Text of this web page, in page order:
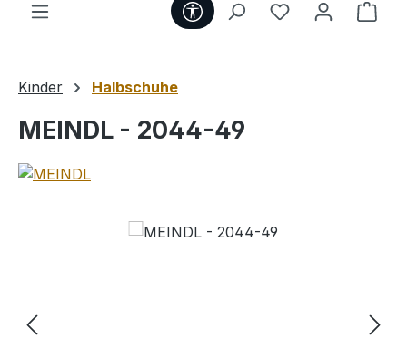
Werkzeugleiste anzeigen
Du hast 0
Kinder Halbschuhe
MEINDL - 2044-49
Bildergalerie überspringen